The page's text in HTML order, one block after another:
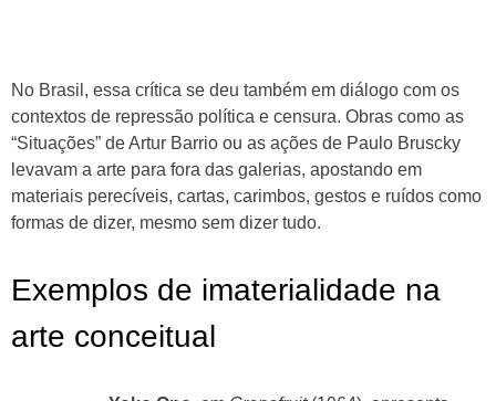
No Brasil, essa crítica se deu também em diálogo com os
contextos de repressão política e censura. Obras como as
“Situações” de Artur Barrio ou as ações de Paulo Bruscky
levavam a arte para fora das galerias, apostando em
materiais perecíveis, cartas, carimbos, gestos e ruídos como
formas de dizer, mesmo sem dizer tudo.
Exemplos de imaterialidade na
arte conceitual